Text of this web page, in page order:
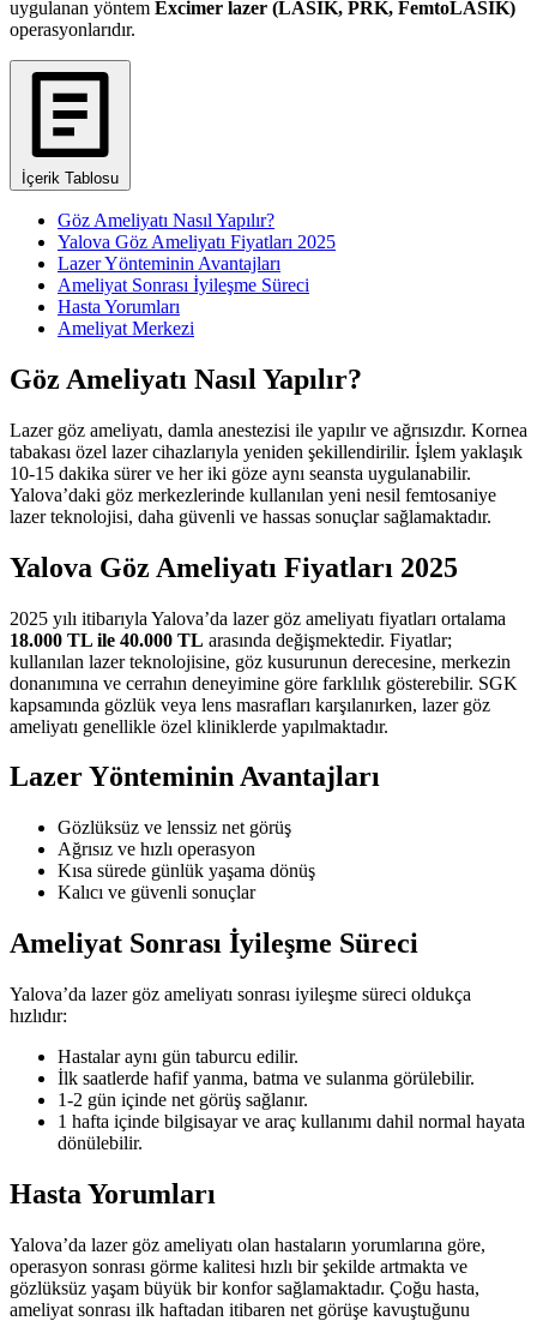
uygulanan yöntem Excimer lazer (LASIK, PRK, FemtoLASIK)
operasyonlarıdır.
İçerik Tablosu
Göz Ameliyatı Nasıl Yapılır?
Yalova Göz Ameliyatı Fiyatları 2025
Lazer Yönteminin Avantajları
Ameliyat Sonrası İyileşme Süreci
Hasta Yorumları
Ameliyat Merkezi
Göz Ameliyatı Nasıl Yapılır?
Lazer göz ameliyatı, damla anestezisi ile yapılır ve ağrısızdır. Kornea
tabakası özel lazer cihazlarıyla yeniden şekillendirilir. İşlem yaklaşık
10-15 dakika sürer ve her iki göze aynı seansta uygulanabilir.
Yalova’daki göz merkezlerinde kullanılan yeni nesil femtosaniye
lazer teknolojisi, daha güvenli ve hassas sonuçlar sağlamaktadır.
Yalova Göz Ameliyatı Fiyatları 2025
2025 yılı itibarıyla Yalova’da lazer göz ameliyatı fiyatları ortalama
18.000 TL ile 40.000 TL arasında değişmektedir. Fiyatlar;
kullanılan lazer teknolojisine, göz kusurunun derecesine, merkezin
donanımına ve cerrahın deneyimine göre farklılık gösterebilir. SGK
kapsamında gözlük veya lens masrafları karşılanırken, lazer göz
ameliyatı genellikle özel kliniklerde yapılmaktadır.
Lazer Yönteminin Avantajları
Gözlüksüz ve lenssiz net görüş
Ağrısız ve hızlı operasyon
Kısa sürede günlük yaşama dönüş
Kalıcı ve güvenli sonuçlar
Ameliyat Sonrası İyileşme Süreci
Yalova’da lazer göz ameliyatı sonrası iyileşme süreci oldukça
hızlıdır:
Hastalar aynı gün taburcu edilir.
İlk saatlerde hafif yanma, batma ve sulanma görülebilir.
1-2 gün içinde net görüş sağlanır.
1 hafta içinde bilgisayar ve araç kullanımı dahil normal hayata
dönülebilir.
Hasta Yorumları
Yalova’da lazer göz ameliyatı olan hastaların yorumlarına göre,
operasyon sonrası görme kalitesi hızlı bir şekilde artmakta ve
gözlüksüz yaşam büyük bir konfor sağlamaktadır. Çoğu hasta,
ameliyat sonrası ilk haftadan itibaren net görüşe kavuştuğunu